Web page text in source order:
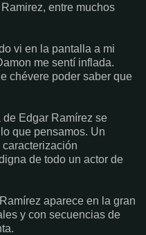
entre muchos
vi en la pantalla a mi
me sentí inflada.
chévere poder saber que
Edgar Ramírez se
que pensamos. Un
de todo un actor de
aparece en la gran
y con secuencias de